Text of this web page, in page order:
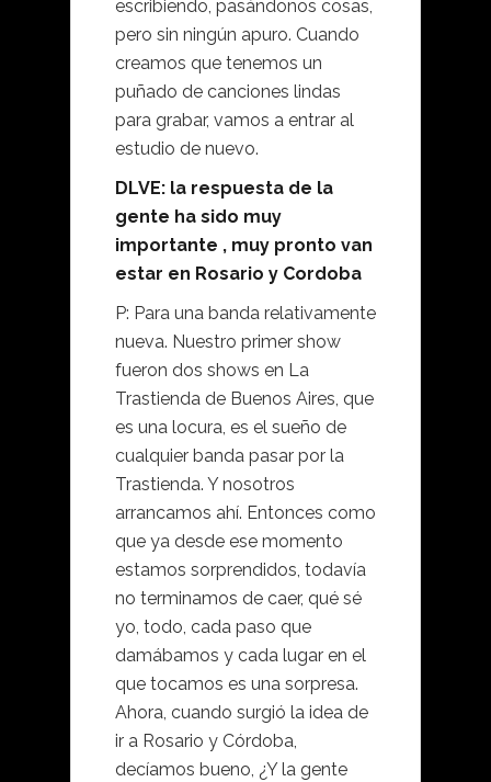
escribiendo, pasándonos cosas,
pero sin ningún apuro. Cuando
creamos que tenemos un
puñado de canciones lindas
para grabar, vamos a entrar al
estudio de nuevo.
DLVE: la respuesta de la
gente ha sido muy
importante , muy pronto van
estar en Rosario y Cordoba
P: Para una banda relativamente
nueva. Nuestro primer show
fueron dos shows en La
Trastienda de Buenos Aires, que
es una locura, es el sueño de
cualquier banda pasar por la
Trastienda. Y nosotros
arrancamos ahí. Entonces como
que ya desde ese momento
estamos sorprendidos, todavía
no terminamos de caer, qué sé
yo, todo, cada paso que
damábamos y cada lugar en el
que tocamos es una sorpresa.
Ahora, cuando surgió la idea de
ir a Rosario y Córdoba,
decíamos bueno, ¿Y la gente